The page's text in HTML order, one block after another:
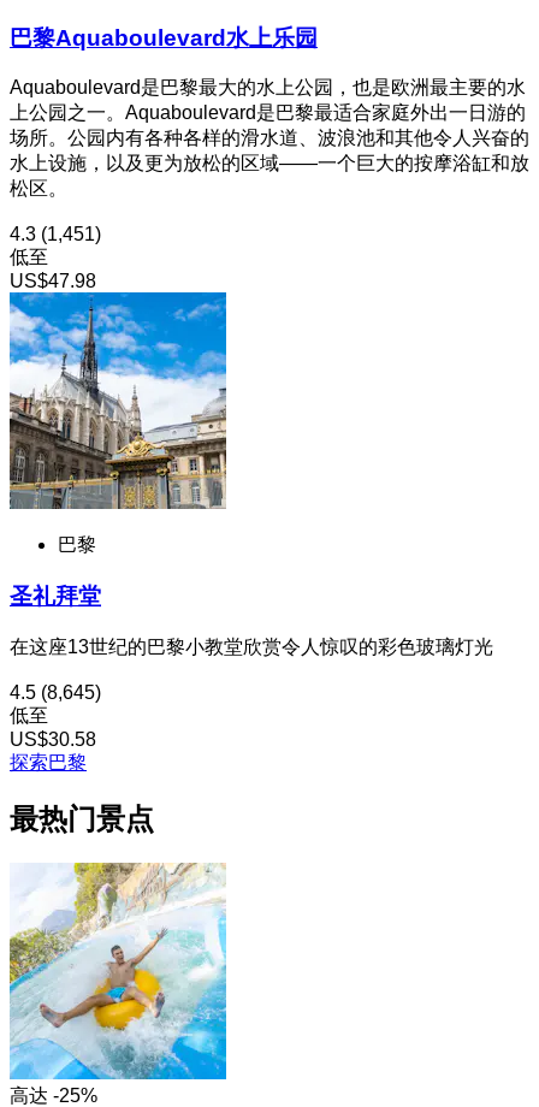
巴黎Aquaboulevard水上乐园
Aquaboulevard是巴黎最大的水上公园，也是欧洲最主要的水
上公园之一。Aquaboulevard是巴黎最适合家庭外出一日游的
场所。公园内有各种各样的滑水道、波浪池和其他令人兴奋的
水上设施，以及更为放松的区域——一个巨大的按摩浴缸和放
松区。
4.3 (1,451)
低至
US$47.98
巴黎
圣礼拜堂
在这座13世纪的巴黎小教堂欣赏令人惊叹的彩色玻璃灯光
4.5 (8,645)
低至
US$30.58
探索巴黎
最热门景点
高达 -25%